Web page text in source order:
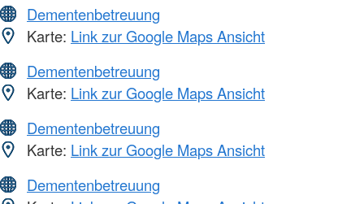
Dementenbetreuung
Karte: Link zur Google Maps Ansicht
Dementenbetreuung
Karte: Link zur Google Maps Ansicht
Dementenbetreuung
Karte: Link zur Google Maps Ansicht
Dementenbetreuung